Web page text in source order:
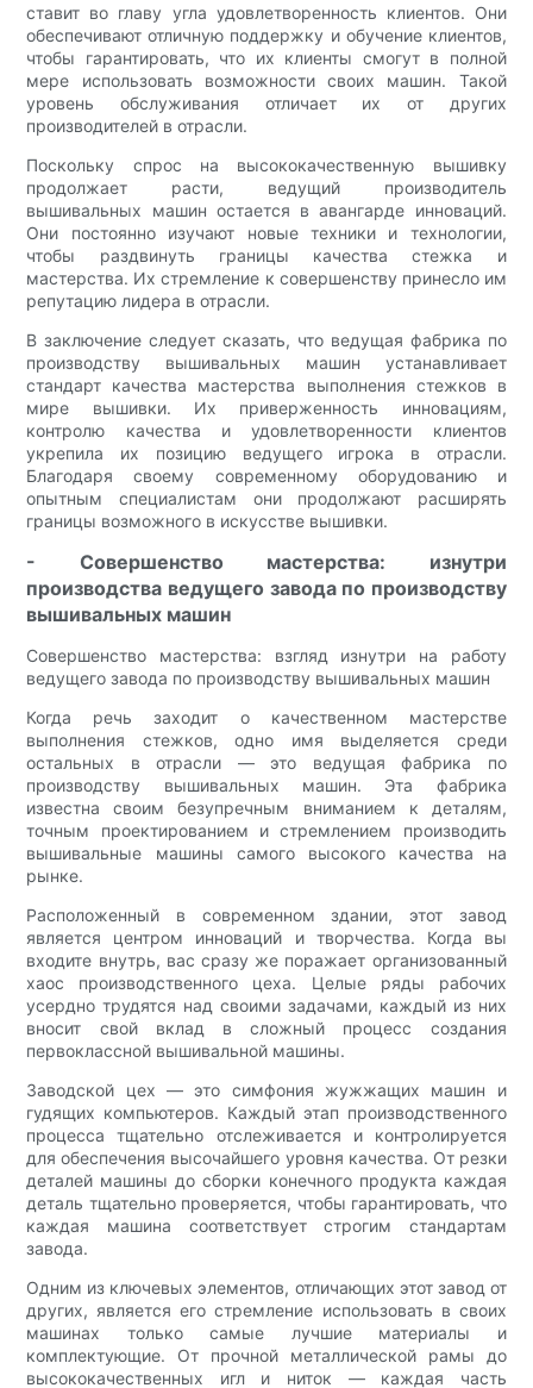
ставит во главу угла удовлетворенность клиентов. Они
обеспечивают отличную поддержку и обучение клиентов,
чтобы гарантировать, что их клиенты смогут в полной
мере использовать возможности своих машин. Такой
уровень обслуживания отличает их от других
производителей в отрасли.
Поскольку спрос на высококачественную вышивку
продолжает расти, ведущий производитель
вышивальных машин остается в авангарде инноваций.
Они постоянно изучают новые техники и технологии,
чтобы раздвинуть границы качества стежка и
мастерства. Их стремление к совершенству принесло им
репутацию лидера в отрасли.
В заключение следует сказать, что ведущая фабрика по
производству вышивальных машин устанавливает
стандарт качества мастерства выполнения стежков в
мире вышивки. Их приверженность инновациям,
контролю качества и удовлетворенности клиентов
укрепила их позицию ведущего игрока в отрасли.
Благодаря своему современному оборудованию и
опытным специалистам они продолжают расширять
границы возможного в искусстве вышивки.
- Совершенство мастерства: изнутри
производства ведущего завода по производству
вышивальных машин
Совершенство мастерства: взгляд изнутри на работу
ведущего завода по производству вышивальных машин
Когда речь заходит о качественном мастерстве
выполнения стежков, одно имя выделяется среди
остальных в отрасли — это ведущая фабрика по
производству вышивальных машин. Эта фабрика
известна своим безупречным вниманием к деталям,
точным проектированием и стремлением производить
вышивальные машины самого высокого качества на
рынке.
Расположенный в современном здании, этот завод
является центром инноваций и творчества. Когда вы
входите внутрь, вас сразу же поражает организованный
хаос производственного цеха. Целые ряды рабочих
усердно трудятся над своими задачами, каждый из них
вносит свой вклад в сложный процесс создания
первоклассной вышивальной машины.
Заводской цех — это симфония жужжащих машин и
гудящих компьютеров. Каждый этап производственного
процесса тщательно отслеживается и контролируется
для обеспечения высочайшего уровня качества. От резки
деталей машины до сборки конечного продукта каждая
деталь тщательно проверяется, чтобы гарантировать, что
каждая машина соответствует строгим стандартам
завода.
Одним из ключевых элементов, отличающих этот завод от
других, является его стремление использовать в своих
машинах только самые лучшие материалы и
комплектующие. От прочной металлической рамы до
высококачественных игл и ниток — каждая часть